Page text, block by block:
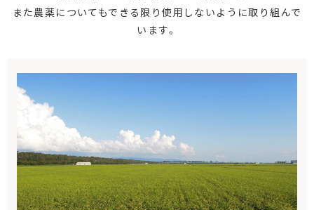
また農薬についてもできる限り使用しないように取り組んで
います。